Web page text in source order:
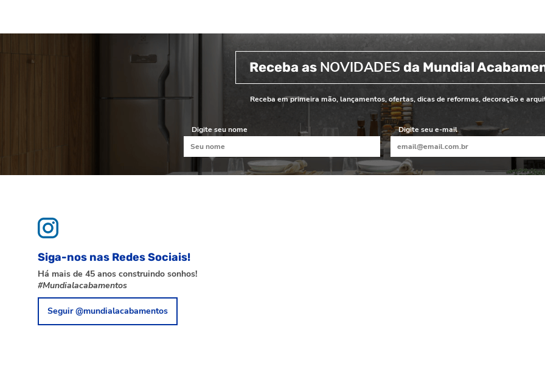
Receba asNOVIDADES da Mundial
Receba em primeira mão, lançamentos, ofertas, dicas de reformas, decoração e
Digite seu nome Digite seu e-mail
Siga-nos nas Redes Sociais!
Há mais de 45 anos construindo sonhos!
#Mundialacabamentos
Seguir @mundialacabamentos